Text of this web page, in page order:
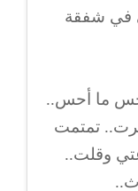
في شفقة
تحس ما أحس..
تمتمت
وقلت..